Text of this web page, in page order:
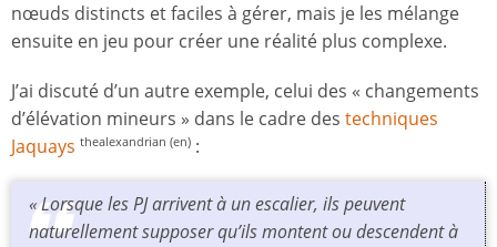
nœuds distincts et faciles à gérer, mais je les mélange
ensuite en jeu pour créer une réalité plus complexe.
J’ai discuté d’un autre exemple, celui des « changements
d’élévation mineurs » dans le cadre des techniques
Jaquays thealexandrian (en) :
« Lorsque les PJ arrivent à un escalier, ils peuvent
naturellement supposer qu’ils montent ou descendent à